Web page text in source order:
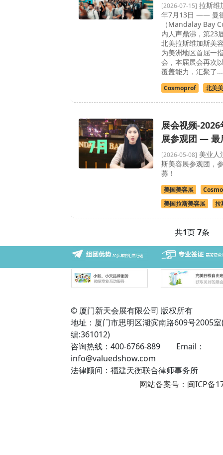
[2026-07-15] 拉斯维
年7月13日 —— 曼
（Mandalay Bay
内人声鼎沸，第23
北美拉斯维加斯美
为美洲地区首屈一
会，本届展会再次
覆盖能力，汇聚了...
Cosmoprof 北美
展会视频-
展参观团 — 最
[2026-05-08] 美业人
斯美容展参观团，
募！
美国美容展
美国拉斯美容展
拉
共1页7条
© 厦门新天会展有限公司 版权所有
地址：厦门市思明区湖滨南路609号2005
编:361012)
咨询热线：400-6766-889 Email：
info@valuedshow.com
法律顾问：福建天衡联合律师事务所
网站备案号：闽ICP备